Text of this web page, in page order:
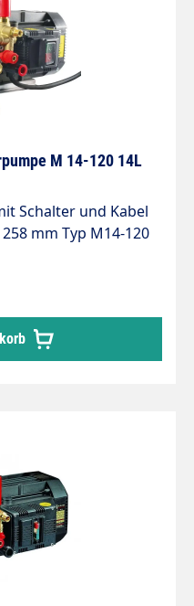
M 14-120 14L
Schalter und Kabel
mm Typ M14-120